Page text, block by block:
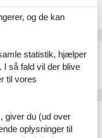
og de kan
statistik, hjælper
I så fald vil der blive
til vores
giver du (ud over
oplysninger til